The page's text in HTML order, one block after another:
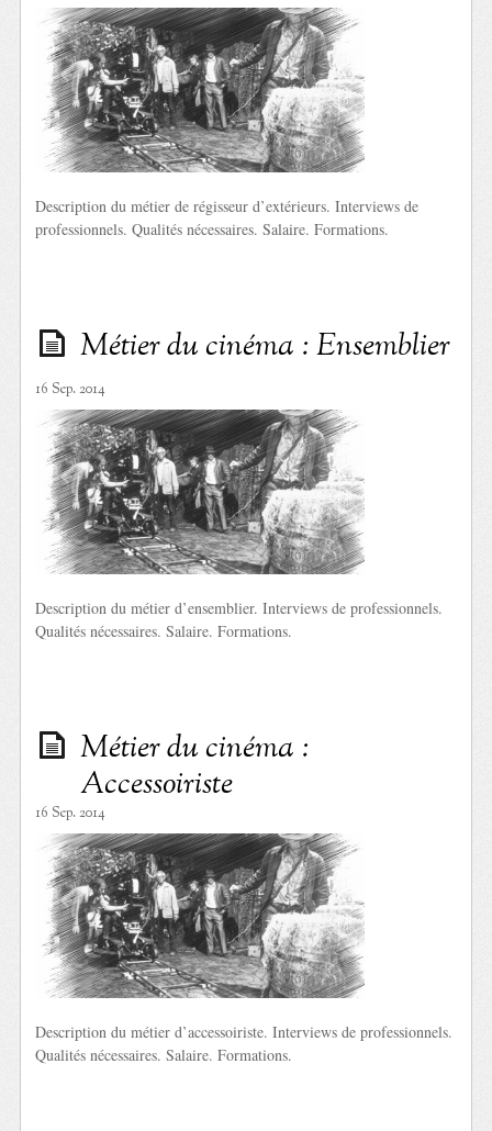
Description du métier de régisseur d’extérieurs. Interviews de
professionnels. Qualités nécessaires. Salaire. Formations.
Métier du cinéma : Ensemblier
16 Sep. 2014
Description du métier d’ensemblier. Interviews de professionnels.
Qualités nécessaires. Salaire. Formations.
Métier du cinéma :
Accessoiriste
16 Sep. 2014
Description du métier d’accessoiriste. Interviews de professionnels.
Qualités nécessaires. Salaire. Formations.